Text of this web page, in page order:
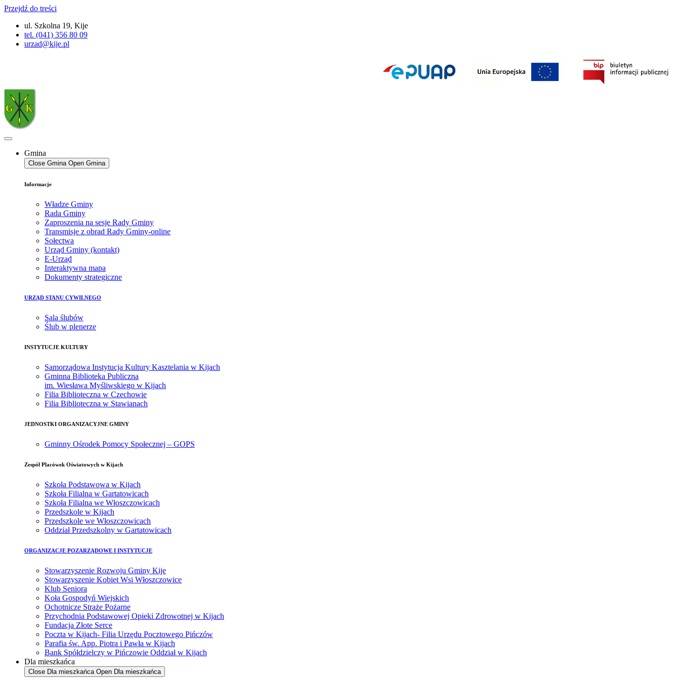
Przejdź do treści
ul. Szkolna 19, Kije
tel. (041) 356 80 09
urzad@kije.pl
Gmina
Close Gmina Open Gmina
Informacje
Władze Gminy
Rada Gminy
Zaproszenia na sesje Rady Gminy
Transmisje z obrad Rady Gminy-online
Sołectwa
Urząd Gminy (kontakt)
E-Urząd
Interaktywna mapa
Dokumenty strategiczne
URZĄD STANU CYWILNEGO
Sala ślubów
Ślub w plenerze
INSTYTUCJE KULTURY
Samorządowa Instytucja Kultury Kasztelania w Kijach
Gminna Biblioteka Publiczna
im. Wiesława Myśliwskiego w Kijach
Filia Biblioteczna w Czechowie
Filia Biblioteczna w Stawianach
JEDNOSTKI ORGANIZACYJNE GMINY
Gminny Ośrodek Pomocy Społecznej – GOPS
Zespół Placówek Oświatowych w Kijach
Szkoła Podstawowa w Kijach
Szkoła Filialna w Gartatowicach
Szkoła Filialna we Włoszczowicach
Przedszkole w Kijach
Przedszkole we Włoszczowicach
Oddział Przedszkolny w Gartatowicach
ORGANIZACJE POZARZĄDOWE I INSTYTUCJE
Stowarzyszenie Rozwoju Gminy Kije
Stowarzyszenie Kobiet Wsi Włoszczowice
Klub Seniora
Koła Gospodyń Wiejskich
Ochotnicze Straże Pożarne
Przychodnia Podstawowej Opieki Zdrowotnej w Kijach
Fundacja Złote Serce
Poczta w Kijach- Filia Urzędu Pocztowego Pińczów
Parafia św. App. Piotra i Pawła w Kijach
Bank Spółdzielczy w Pińczowie Oddział w Kijach
Dla mieszkańca
Close Dla mieszkańca Open Dla mieszkańca